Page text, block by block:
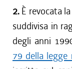
2. È revocata
suddivisa in
degli anni
79 della legge